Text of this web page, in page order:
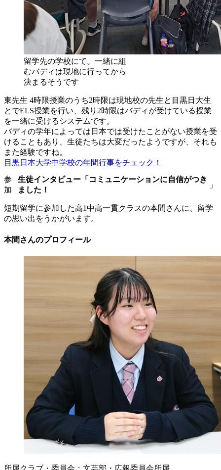
留学先の学校にて。一緒に組
むバディは現地に行ってから
決まるそうです
東先生 4時限授業のうち2時限は現地校の先生と目黒日大生
とでELS授業を行い、残り2時限はバディが受けている授業
を一緒に受けるシステムです。
バディの学年によっては日本では受けたことがない授業を受
けることもあり、生徒たちは大変だったようですが、それも
また経験ですね。
目黒日本大学中学校の年間行事をチェック！
参
加
生徒インタビュー「コミュニケーションに自信がつき
ました！
」
短期留学に参加した高1中高一貫クラスの本間さんに、留学
の思い出をうかがいます。
本間さんのプロフィール
所属クラブ・委員会：文芸部・広報委員会所属